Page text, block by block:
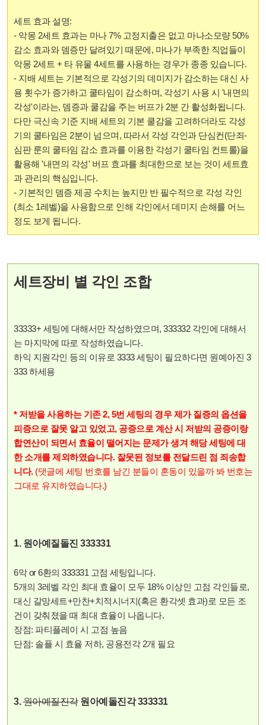
세트 효과 설명:
- 악몽 2세트 효과는 마나 7% 고정지출은 없고 마나소모량 50%
감소 효과와 뎀증만 달려있기 때문에, 마나가 부족한 직업들이
악몽 2세트 + 타 유물 4세트를 사용하는 경우가 종종 있습니다.
- 지배 세트는 기본적으로 각성기의 데미지가 감소하는 대신 사
용 횟수가 증가하고 쿨타임이 감소하며, 각성기 사용 시 '내면의
각성'이라는, 뎀증과 쿨감을 주는 버프가 2분 간 활성화됩니다.
다만 극신속 기준 지배 세트의 기본 쿨감을 고려하더라도 각성
기의 쿨타임은 2분이 넘으며, 따라서 각성 각인과 단심컨(단죄-
심판 룬의 쿨타임 감소 효과를 이용한 각성기 쿨타임 컨트롤)을
활용해 '내면의 각성' 버프 효과를 최대한으로 보는 것이 세트효
과 관리의 핵심입니다.
- 기본적인 뎀증 제공 수치는 높지만 반 필수적으로 각성 각인
(최소 1레벨)을 사용함으로 인해 각인에서 데미지 손해를 어느
정도 보게 됩니다.
세트장비 별 각인 조합
33333+ 세팅에 대해서만 작성하였으며, 333332 각인에 대해서
는 마지막에 따로 작성하였습니다.
하익 지원각인 등의 이유로 3333 세팅이 필요하다면 원예아진 3
333 하세용
* 저받을 사용하는 기존 2, 5번 세팅의 경우 제가 질증의 옵션을
피증으로 잘못 알고 있었고, 공증으로 계산 시 저받의 공증이랑
합연산이 되면서 효율이 떨어지는 문제가 생겨 해당 세팅에 대
한 소개를 제외하였습니다. 잘못된 정보를 전달드린 점 죄송합
니다.(댓글에 세팅 번호를 남긴 분들이 혼동이 있을까 봐 번호는
그대로 유지하였습니다.)
1. 원아예질돌진 333331
6악 or 6환의 333331 고점 세팅입니다.
5개의 3레벨 각인 최대 효율이 모두 18% 이상인 고점 각인들로,
대신 갈망세트+만찬+치적시너지(혹은 환각셋 효과)로 모든 조
건이 갖춰졌을 때 최대 효율이 나옵니다.
장점: 파티플레이 시 고점 높음
단점: 솔플 시 효율 저하, 공용전각 2개 필요
3.원아예질진각원아예돌진각 333331